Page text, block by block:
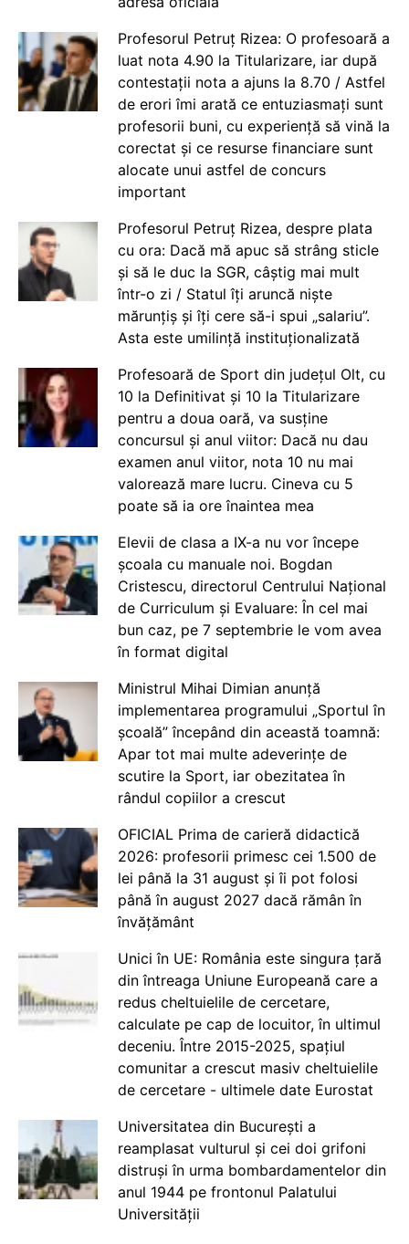
Profesorul Petruț Rizea: O profesoară a
luat nota 4.90 la Titularizare, iar după
contestații nota a ajuns la 8.70 / Astfel
de erori îmi arată ce entuziasmați sunt
profesorii buni, cu experiență să vină la
corectat și ce resurse financiare sunt
alocate unui astfel de concurs
important
Profesorul Petruț Rizea, despre plata
cu ora: Dacă mă apuc să strâng sticle
și să le duc la SGR, câștig mai mult
într-o zi / Statul îți aruncă niște
mărunțiș și îți cere să-i spui „salariu”.
Asta este umilință instituționalizată
Profesoară de Sport din județul Olt, cu
10 la Definitivat și 10 la Titularizare
pentru a doua oară, va susține
concursul și anul viitor: Dacă nu dau
examen anul viitor, nota 10 nu mai
valorează mare lucru. Cineva cu 5
poate să ia ore înaintea mea
Elevii de clasa a IX-a nu vor începe
școala cu manuale noi. Bogdan
Cristescu, directorul Centrului Național
de Curriculum și Evaluare: În cel mai
bun caz, pe 7 septembrie le vom avea
în format digital
Ministrul Mihai Dimian anunță
implementarea programului „Sportul în
școală” începând din această toamnă:
Apar tot mai multe adeverințe de
scutire la Sport, iar obezitatea în
rândul copiilor a crescut
OFICIAL Prima de carieră didactică
2026: profesorii primesc cei 1.500 de
lei până la 31 august și îi pot folosi
până în august 2027 dacă rămân în
învățământ
Unici în UE: România este singura țară
din întreaga Uniune Europeană care a
redus cheltuielile de cercetare,
calculate pe cap de locuitor, în ultimul
deceniu. Între 2015-2025, spațiul
comunitar a crescut masiv cheltuielile
de cercetare - ultimele date Eurostat
Universitatea din București a
reamplasat vulturul și cei doi grifoni
distruși în urma bombardamentelor din
anul 1944 pe frontonul Palatului
Universității